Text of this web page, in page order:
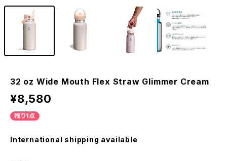
32 oz Wide Mouth Flex Straw Glimmer Cream
¥8,580
残り1点
International shipping available